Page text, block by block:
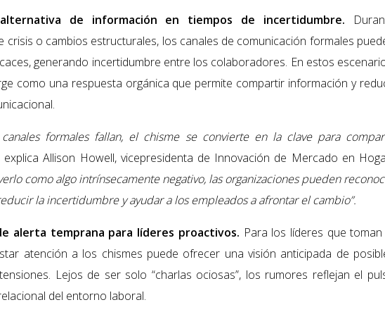
de información en tiempos de incertidumbre.
crisis o cambios estructurales, los canales de comunicación formales
generando incertidumbre entre los colaboradores. En estos
como una respuesta orgánica que permite compartir información y
canales formales fallan, el chisme se convierte en la clave para
explica Allison Howell, vicepresidenta de Innovación de Mercado en
como algo intrínsecamente negativo, las organizaciones pueden
la incertidumbre y ayudar a los empleados a afrontar el cambio”.
alerta temprana para líderes proactivos. Para los líderes que toman
atención a los chismes puede ofrecer una visión anticipada de
Lejos de ser solo “charlas ociosas”, los rumores reflejan el
del entorno laboral.